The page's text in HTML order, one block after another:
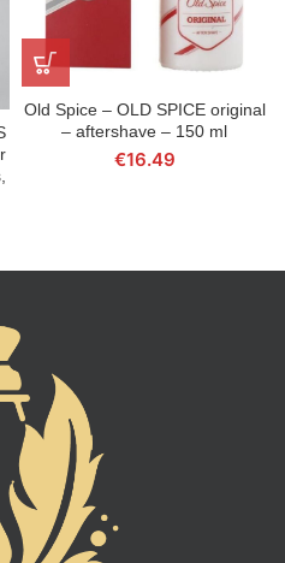
Old Spice – OLD SPICE original
– aftershave – 150 ml
€16.49